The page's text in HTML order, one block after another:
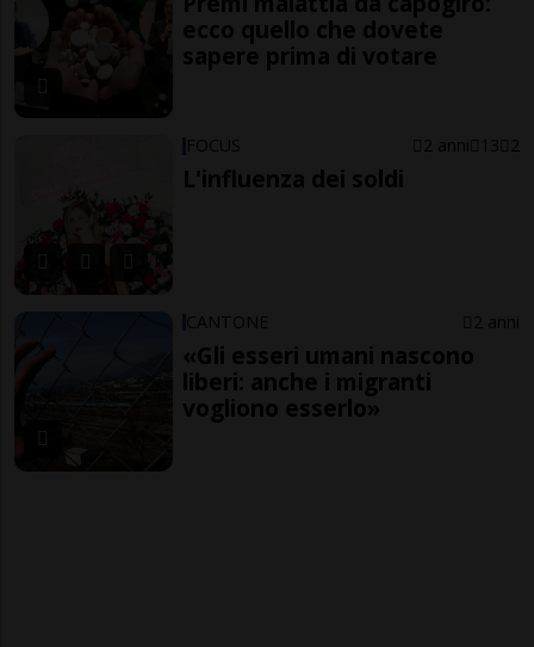
ecco quello che dovete
sapere prima di votare
FOCUS 2 anni 13 2
L'influenza dei soldi
CANTONE 2 anni
«Gli esseri umani nascono
liberi: anche i migranti
vogliono esserlo»